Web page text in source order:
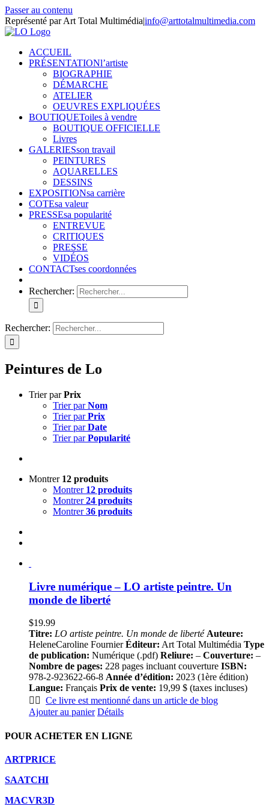
Passer au contenu
Représenté par Art Total Multimédia|info@arttotalmultimedia.com
ACCUEIL
PRÉSENTATIONl’artiste
BIOGRAPHIE
DÉMARCHE
ATELIER
OEUVRES EXPLIQUÉES
BOUTIQUEToiles à vendre
BOUTIQUE OFFICIELLE
Livres
GALERIESson travail
PEINTURES
AQUARELLES
DESSINS
EXPOSITIONsa carrière
COTEsa valeur
PRESSEsa popularité
ENTREVUE
CRITIQUES
PRESSE
VIDÉOS
CONTACTses coordonnées
Rechercher:
Rechercher:
Peintures de Lo
Trier parPrix
Trier parNom
Trier parPrix
Trier parDate
Trier parPopularité
Montrer 12 produits
Montrer 12 produits
Montrer24 produits
Montrer36 produits
Livre numérique – LO artiste peintre. Un
monde de liberté
$19.99
Titre: LO artiste peintre. Un monde de liberté Auteure:
HeleneCaroline FournierÉditeur: Art Total Multimédia Type
de publication: Numérique (.pdf) Reliure: – Couverture: –
Nombre de pages: 228 pages incluant couverture ISBN:
978-2-923622-66-8 Année d’édition: 2023 (1ère édition)
Langue: Français Prix de vente: 19,99 $ (taxes incluses)
👍🏻 Ce livre est mentionné dans un article de blog
Ajouter au panier Détails
POUR ACHETER EN LIGNE
ARTPRICE
SAATCHI
MACVR3D